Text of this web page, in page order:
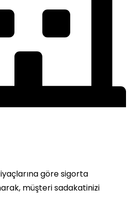
göre sigorta
müşteri sadakatinizi